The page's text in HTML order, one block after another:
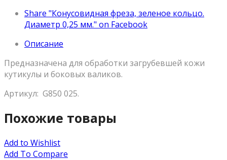
Share "Конусовидная фреза, зеленое кольцо.
Диаметр 0,25 мм." on Facebook
Описание
Предназначена для обработки загрубевшей кожи
кутикулы и боковых валиков.
Артикул: G850 025.
Похожие товары
Add to Wishlist
Add To Compare